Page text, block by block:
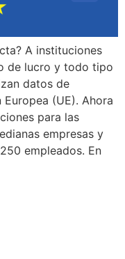
A instituciones
de lucro y todo tipo
datos de
(UE). Ahora
para las
empresas y
empleados. En